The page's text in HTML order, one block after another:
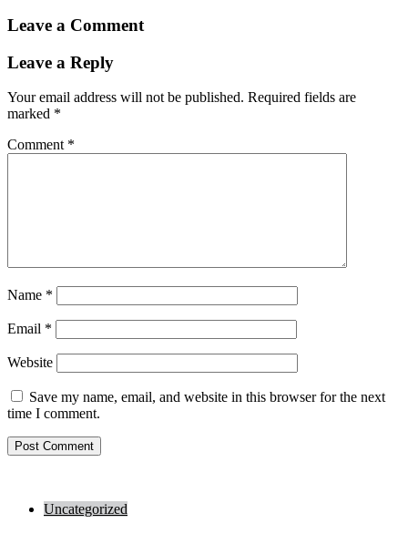
Leave a Comment
Leave a Reply
Your email address will not be published. Required fields are
marked *
Comment *
Name *
Email *
Website
Save my name, email, and website in this browser for the next
time I comment.
Uncategorized